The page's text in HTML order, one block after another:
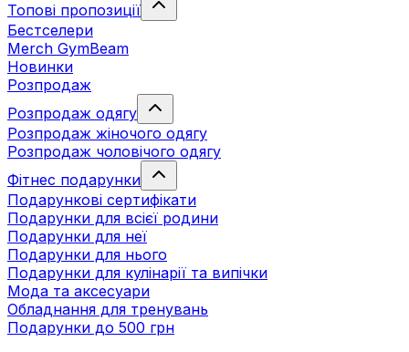
Топові пропозиції
Бестселери
Merch GymBeam
Новинки
Розпродаж
Розпродаж одягу
Розпродаж жіночого одягу
Розпродаж чоловічого одягу
Фітнес подарунки
Подарункові сертифікати
Подарунки для всієї родини
Подарунки для неї
Подарунки для нього
Подарунки для кулінарії та випічки
Мода та аксесуари
Обладнання для тренувань
Подарунки до 500 грн